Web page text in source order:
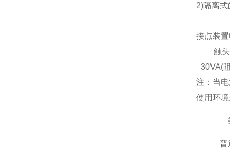
2)隔离
接点装
触
30VA(
注：当
使用环
普